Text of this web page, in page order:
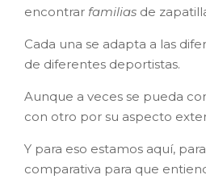
encontrar familias de
Cada una se adapta a las
de diferentes deportistas.
Aunque a veces se pueda
con otro por su aspecto
Y para eso estamos aquí,
comparativa para que